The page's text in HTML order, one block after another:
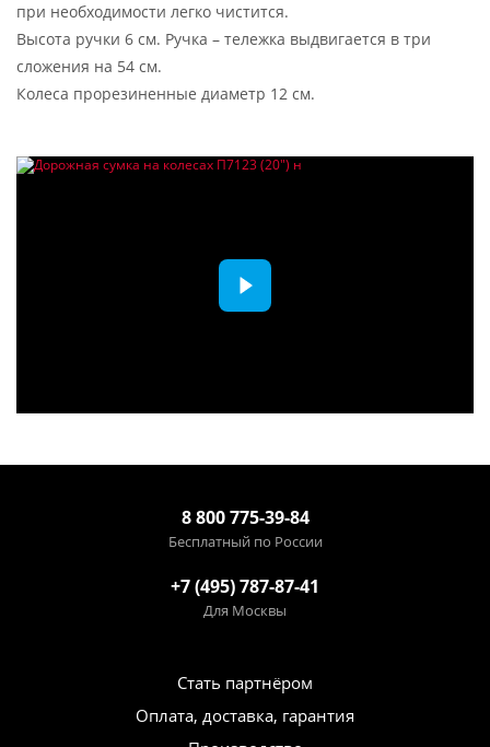
при необходимости легко чистится.
Высота ручки 6 см. Ручка – тележка выдвигается в три
сложения на 54 см.
Колеса прорезиненные диаметр 12 см.
8 800 775-39-84
Бесплатный по России
+7 (495) 787-87-41
Для Москвы
Стать партнёром
Оплата, доставка, гарантия